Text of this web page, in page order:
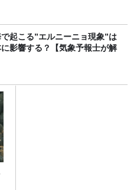
起こる”エルニーニョ現象”は
影響する？【気象予報士が解